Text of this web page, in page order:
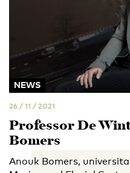
NEWS
26 / 11 / 2021
Professor De
Bomers
Anouk Bomers,